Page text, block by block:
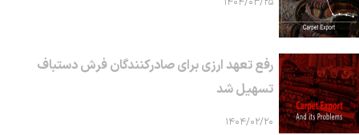
رفع تعهد ارزی برای صادرکنندگان فرش دستباف
تسهیل شد
۱۴۰۴/۰۲/۲۰